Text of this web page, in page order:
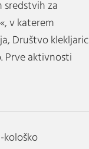
sredstvih za
v katerem
Društvo klekljaric
Prve aktivnosti
kološko